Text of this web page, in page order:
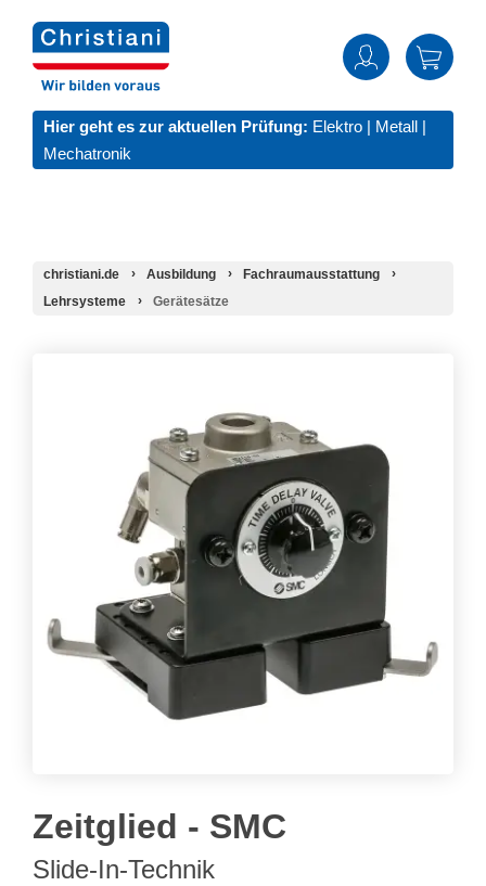
Hier geht es zur aktuellen Prüfung: Elektro | Metall |
Mechatronik
christiani.de Ausbildung
Fachraumausstattung
Lehrsysteme
Gerätesätze
Zeitglied - SMC
Slide-In-Technik